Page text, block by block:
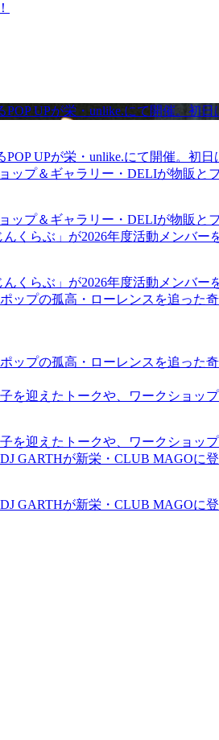
UPが栄・unlike.にて開催。初
UPが栄・unlike.にて開催。初
プ＆ギャラリー・DELIが物販と
プ＆ギャラリー・DELIが物販と
くらぶ」が2026年度活動メンバー
くらぶ」が2026年度活動メンバー
ップの孤高・ローレンスを追っ
ップの孤高・ローレンスを追っ
迎えたトークや、ワークショッ
迎えたトークや、ワークショッ
GARTHが新栄・CLUB MAGOに登
GARTHが新栄・CLUB MAGOに登